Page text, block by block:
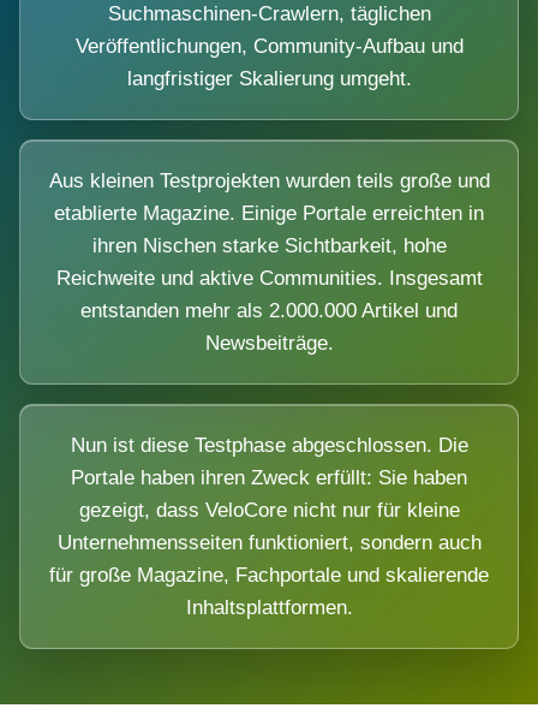
Suchmaschinen-Crawlern, täglichen
Veröffentlichungen, Community-Aufbau und
langfristiger Skalierung umgeht.
Aus kleinen Testprojekten wurden teils große und
etablierte Magazine. Einige Portale erreichten in
ihren Nischen starke Sichtbarkeit, hohe
Reichweite und aktive Communities. Insgesamt
entstanden mehr als 2.000.000 Artikel und
Newsbeiträge.
Nun ist diese Testphase abgeschlossen. Die
Portale haben ihren Zweck erfüllt: Sie haben
gezeigt, dass VeloCore nicht nur für kleine
Unternehmensseiten funktioniert, sondern auch
für große Magazine, Fachportale und skalierende
Inhaltsplattformen.